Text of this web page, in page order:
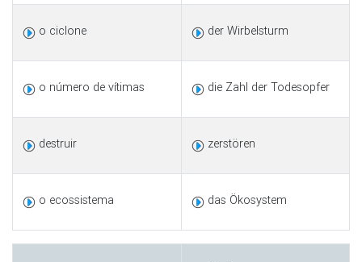
o ciclone der Wirbelsturm
o número de vítimas die Zahl der Todesopfer
destruir zerstören
o ecossistema das Ökosystem